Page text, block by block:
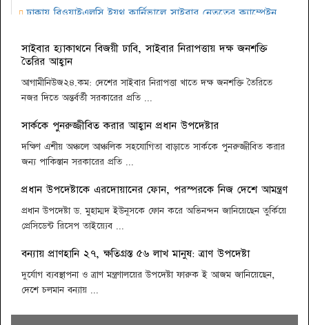
ঢাকায় বিওয়াইএলসি ইয়ুথ কার্নিভালে সাইবার নেতৃত্বের ক্যাম্পেইন
বৈশাখ উপলক্ষে কবি শওকত সাদী’র আবৃত্তির অ্যালবাম ‘ঘুমের ঘুঙুর’
দক্ষিণবঙ্গ আয়কর আইনজীবী পরিষদের আলোচনা সভা অনুষ্ঠিত
কবিতা ও কথামালায় বিশ্ব কবিতা দিবস পালন
ইয়ুথ ক্লাব অব বাংলাদেশ এর উদ্যোগে ন্যাশনাল ইয়ুথ লিডারশীপ
অল্পের জন্য প্রানে বেঁচে গেলো বাংলাদেশ ক্রিকেট দল
‘ঐতিহাসিক ১১ মার্চের ধর্মঘটই স্বাধীনতার ভিত গড়ে দিয়েছিলো’
আন্তর্জাতিক মাতৃভাষা দিবসে ইসলামী ব্যাংক ফাউন্ডেশনের নানা
যতদূর গেলে স্বপ্ন পূরণ হতে পারে আমি সেই পর্যন্ত যেতে চাই
সাইবার হ্যাকাথনে বিজয়ী ঢাবি, সাইবার নিরাপত্তায় দক্ষ জনশক্তি
তৈরির আহ্বান
আগামীনিউজ২৪.কম: দেশের সাইবার নিরাপত্তা খাতে দক্ষ জনশক্তি তৈরিতে
নজর দিতে অন্তর্বর্তী সরকারের প্রতি ...
সার্ককে পুনরুজ্জীবিত করার আহ্বান প্রধান উপদেষ্টার
দক্ষিণ এশীয় অঞ্চলে আঞ্চলিক সহযোগিতা বাড়াতে সার্ককে পুনরুজ্জীবিত করার
জন্য পাকিস্তান সরকারের প্রতি ...
প্রধান উপদেষ্টাকে এরদোয়ানের ফোন, পরস্পরকে নিজ দেশে আমন্ত্রণ
প্রধান উপদেষ্টা ড. মুহাম্মদ ইউনূসকে ফোন করে অভিনন্দন জানিয়েছেন তুর্কিয়ে
প্রেসিডেন্ট রিসেপ তাইয়্যেব ...
বন্যায় প্রাণহানি ২৭, ক্ষতিগ্রস্ত ৫৬ লাখ মানুষ: ত্রাণ উপদেষ্টা
দুর্যোগ ব্যবস্থাপনা ও ত্রাণ মন্ত্রণালয়ের উপদেষ্টা ফারুক ই আজম জানিয়েছেন,
দেশে চলমান বন্যায় ...